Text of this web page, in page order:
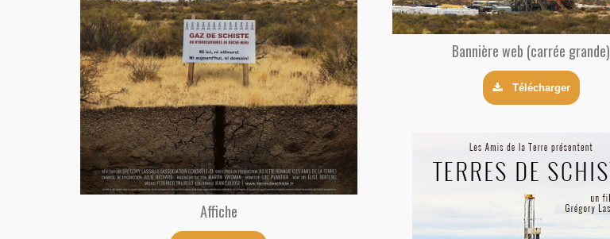
Affiche
Bannière web (carrée grande)
Télécharger